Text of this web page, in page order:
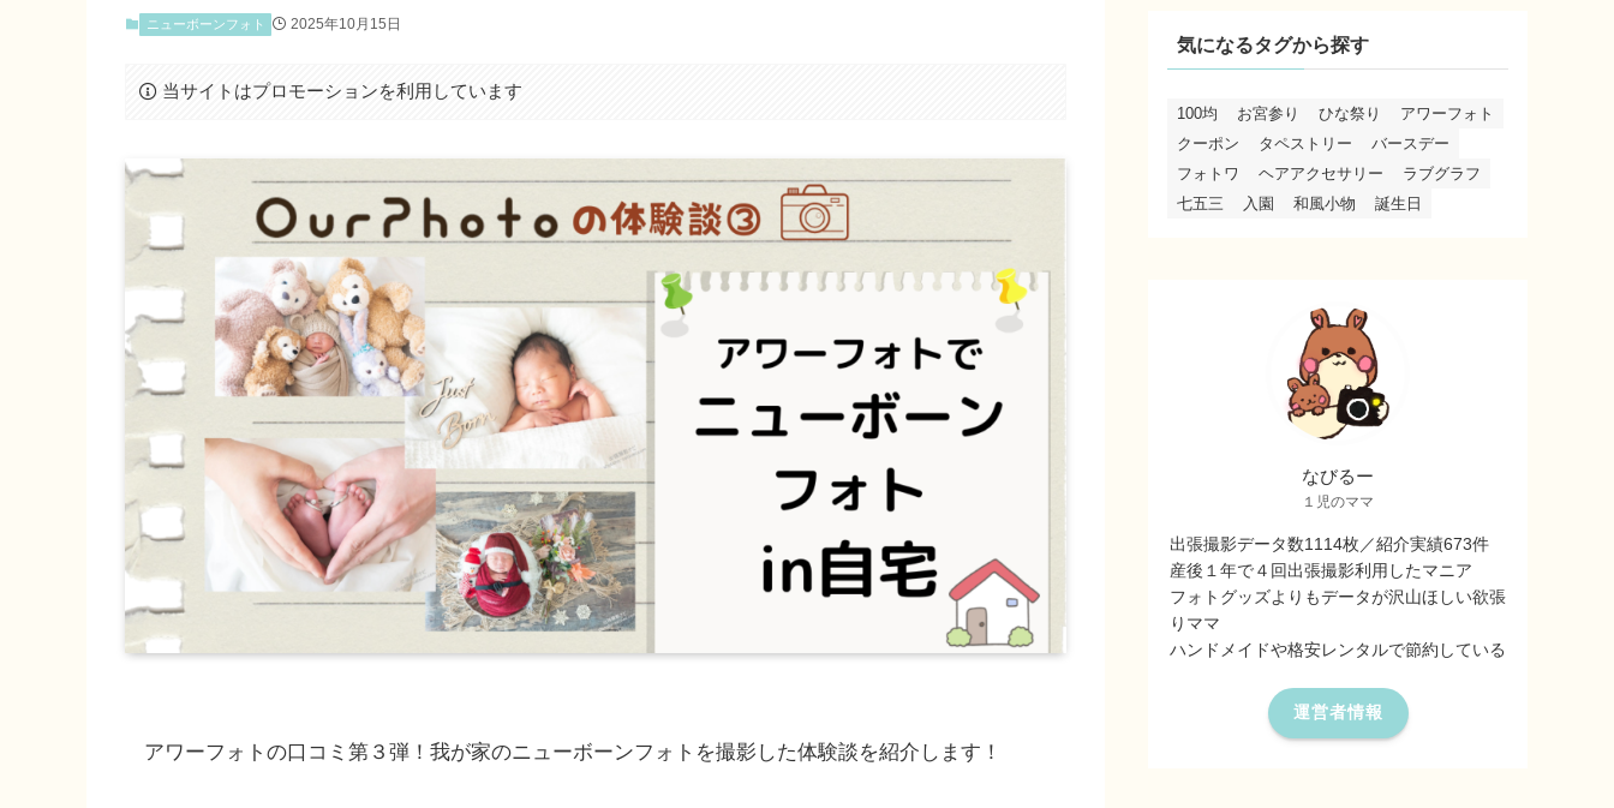
ニューボーンフォト 2025年10月15日
当サイトはプロモーションを利用しています
アワーフォトの口コミ第３弾！我が家のニューボーンフォトを撮影した体験談を紹介します！
気になるタグから探す
100均 お宮参り ひな祭り
アワーフォト
クーポン
タペストリー
バースデー
フォトワ
ヘアアクセサリー
ラブグラフ
七五三
入園 和風小物 誕生日
なびるー
１児のママ
出張撮影データ数1114枚／紹介実績673件
産後１年で４回出張撮影利用したマニア
フォトグッズよりもデータが沢山ほしい欲張
りママ
ハンドメイドや格安レンタルで節約している
運営者情報